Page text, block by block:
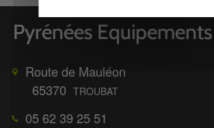
Route de Mauléon
65370 TROUBAT
05 62 39 25 51